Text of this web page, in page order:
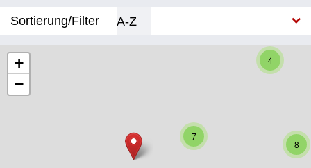
Sortierung/Filter
A-Z
Kärnten
7
4
8
+
−